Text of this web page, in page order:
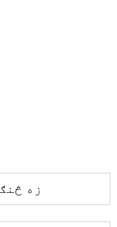
۱. زه